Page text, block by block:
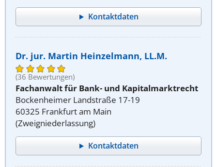
Kontaktdaten
Dr. jur. Martin Heinzelmann, LL.M.
(36 Bewertungen)
Fachanwalt für Bank- und Kapitalmarktrecht
Bockenheimer Landstraße 17-19
60325 Frankfurt am Main
(Zweigniederlassung)
Kontaktdaten